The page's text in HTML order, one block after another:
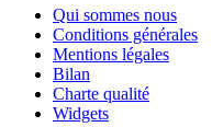
Qui sommes nous
Conditions générales
Mentions légales
Bilan
Charte qualité
Widgets